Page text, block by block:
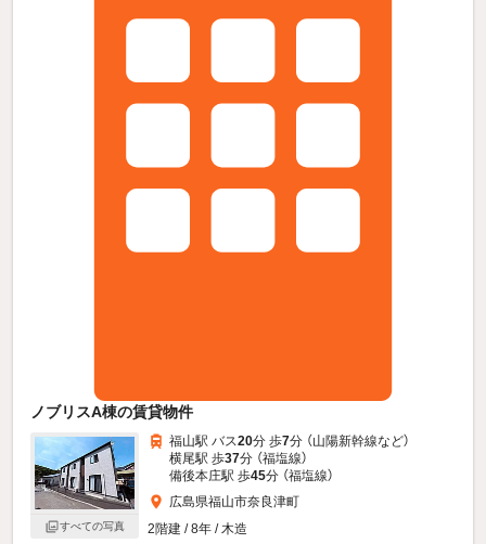
ノブリスA棟の賃貸物件
すべての写真
福山駅 バス20分 歩7分 （山陽新幹線など）
横尾駅 歩37分 （福塩線）
備後本庄駅 歩45分 （福塩線）
広島県福山市奈良津町
2階建 / 8年 / 木造